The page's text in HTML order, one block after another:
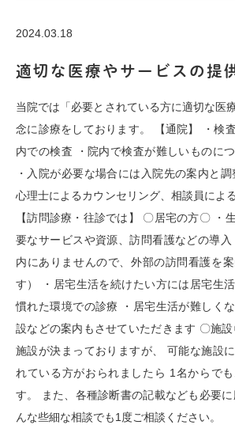
2024.03.18
適切な医療やサービスの提
当院では「必要とされている方に適切な医
念に診療をしております。 【通院】 ・検
内での検査 ・院内で検査が難しいものに
・入院が必要な場合には入院先の案内と
心理士によるカウンセリング、相談員によ
【訪問診療・往診では】 〇居宅の方〇 ・
要なサービスや資源、訪問看護などの導
内にありませんので、外部の訪問看護を
す） ・居宅生活を続けたい方には居宅生
慣れた環境での診療 ・居宅生活が難しく
設などの案内もさせていただきます 〇施
施設が決まっておりますが、 可能な施設
れている方がおられましたら 1名からで
す。 また、各種診断書の記載なども必要
んな些細な相談でも1度ご相談ください。